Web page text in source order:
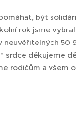
být
rok jsme
50
srdce děkujeme
rodičům a